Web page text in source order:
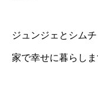
ジュンジェとシム
家で幸せに暮らしま